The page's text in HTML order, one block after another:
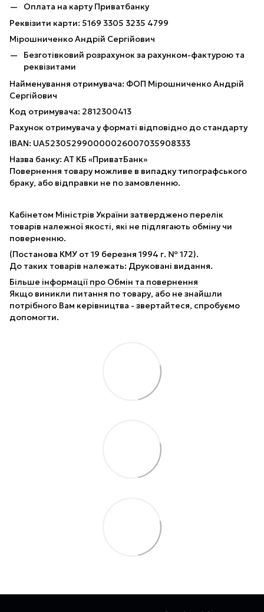
Оплата на карту Приватбанку
Реквізити карти: 5169 3305 3235 4799
Мірошниченко Андрій Сергійович
Безготівковий розрахунок за рахунком-фактурою та
реквізитами
Найменування отримувача: ФОП Мірошниченко Андрій
Сергійович
Код отримувача: 2812300413
Рахунок отримувача у форматі відповідно до стандарту
IBAN: UA523052990000026007035908333
Назва банку: АТ КБ «ПриватБанк»
Повернення товару можливе в випадку типографського
браку, або відправки не по замовленню.
Кабінетом Міністрів України затверджено перелік
товарів належної якості, які не підлягають обміну чи
поверненню.
(Постанова КМУ от 19 березня 1994 г. № 172).
До таких товарів належать: Друковані видання.
Більше інформації про Обмін та повернення
Якщо виникли питання по товару, або не знайшли
потрібного Вам керівництва - звертайтеся, спробуємо
допомогти.